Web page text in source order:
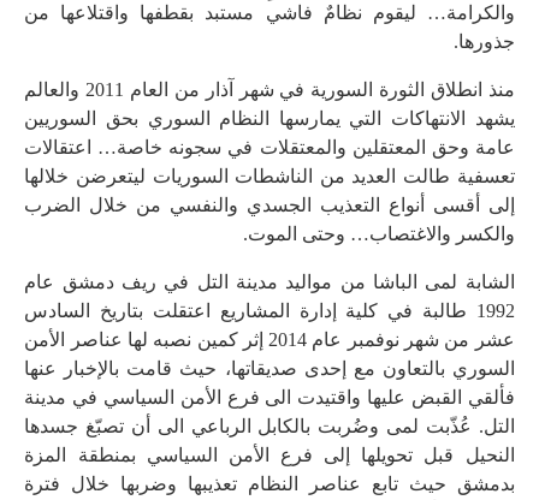
والكرامة… ليقوم نظامٌ فاشي مستبد بقطفها واقتلاعها من
جذورها.
منذ انطلاق الثورة السورية في شهر آذار من العام 2011 والعالم
يشهد الانتهاكات التي يمارسها النظام السوري بحق السوريين
عامة وحق المعتقلين والمعتقلات في سجونه خاصة… اعتقالات
تعسفية طالت العديد من الناشطات السوريات ليتعرضن خلالها
إلى أقسى أنواع التعذيب الجسدي والنفسي من خلال الضرب
والكسر والاغتصاب… وحتى الموت.
الشابة لمى الباشا من مواليد مدينة التل في ريف دمشق عام
1992 طالبة في كلية إدارة المشاريع اعتقلت بتاريخ السادس
عشر من شهر نوفمبر عام 2014 إثر كمين نصبه لها عناصر الأمن
السوري بالتعاون مع إحدى صديقاتها، حيث قامت بالإخبار عنها
فألقي القبض عليها واقتيدت الى فرع الأمن السياسي في مدينة
التل. عُذّبت لمى وضُربت بالكابل الرباعي الى أن تصبّغ جسدها
النحيل قبل تحويلها إلى فرع الأمن السياسي بمنطقة المزة
بدمشق حيث تابع عناصر النظام تعذيبها وضربها خلال فترة